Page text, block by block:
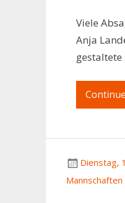
Viele
Anja
Dienstag,
Mannschaften